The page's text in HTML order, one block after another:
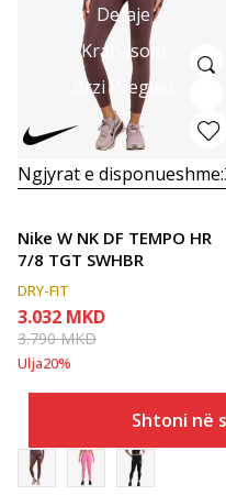
Detaje
Krahasoni
Brzi Pregled
Ngjyrat e disponueshme:
Nike W NK DF TEMPO HR
7/8 TGT SWHBR
DRY-FIT
3.032 MKD
3.790MKD
Ulja20%
Shtoni në